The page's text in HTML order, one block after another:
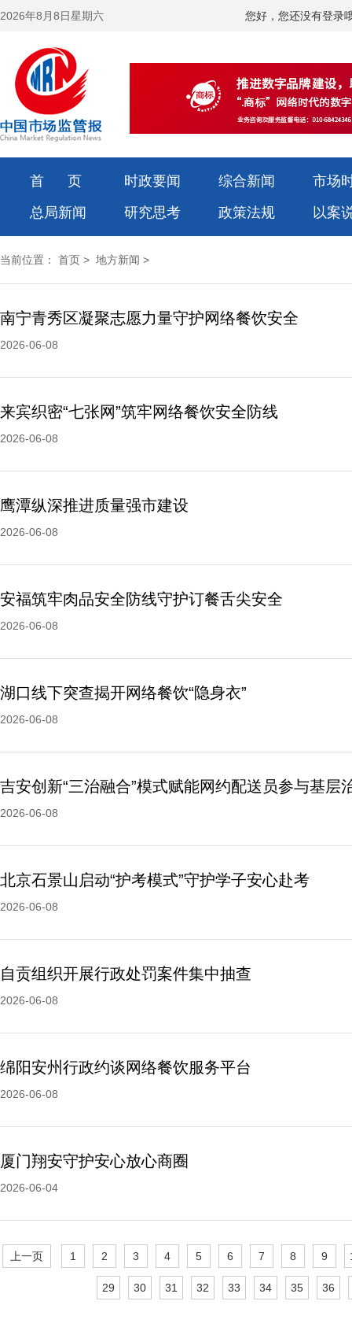
2026年8月8日星期六 您好，您还没有登录
首 页 时政要闻 综合新闻
市场
总局新闻
研究思考 政策法规 以案
当前位置： 首页 > 地方新闻 >
南宁青秀区凝聚志愿力量守护网络餐饮安全
2026-06-08
来宾织密“七张网”筑牢网络餐饮安全防线
2026-06-08
鹰潭纵深推进质量强市建设
2026-06-08
安福筑牢肉品安全防线守护订餐舌尖安全
2026-06-08
湖口线下突查揭开网络餐饮“隐身衣”
2026-06-08
吉安创新“三治融合”模式赋能网约配送员参与基层
2026-06-08
北京石景山启动“护考模式”守护学子安心赴考
2026-06-08
自贡组织开展行政处罚案件集中抽查
2026-06-08
绵阳安州行政约谈网络餐饮服务平台
2026-06-08
厦门翔安守护安心放心商圈
2026-06-04
上一页 1 2 3 4 5 6 7 8 9
29 30 31 32 33 34 35 36